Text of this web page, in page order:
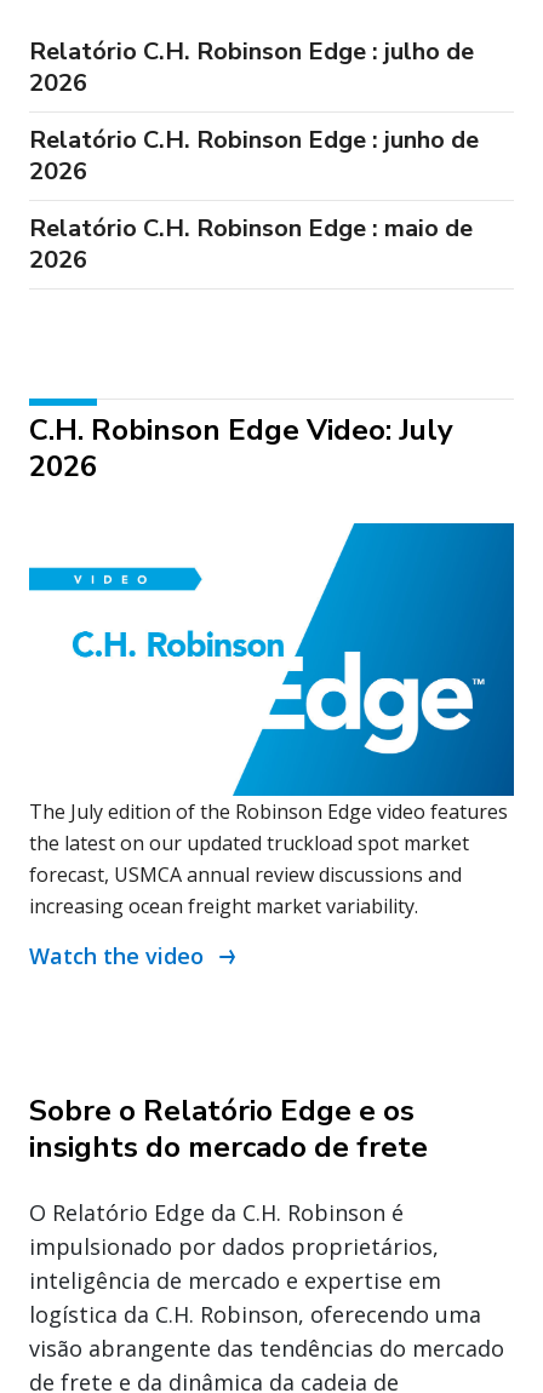
Relatório C.H. Robinson Edge : julho de
2026
Relatório C.H. Robinson Edge : junho de
2026
Relatório C.H. Robinson Edge : maio de
2026
C.H. Robinson Edge Video: July
2026
The July edition of the Robinson Edge video features
the latest on our updated truckload spot market
forecast, USMCA annual review discussions and
increasing ocean freight market variability.
Watch the video
Sobre o Relatório Edge e os
insights do mercado de frete
O Relatório Edge da C.H. Robinson é
impulsionado por dados proprietários,
inteligência de mercado e expertise em
logística da C.H. Robinson, oferecendo uma
visão abrangente das tendências do mercado
de frete e da dinâmica da cadeia de